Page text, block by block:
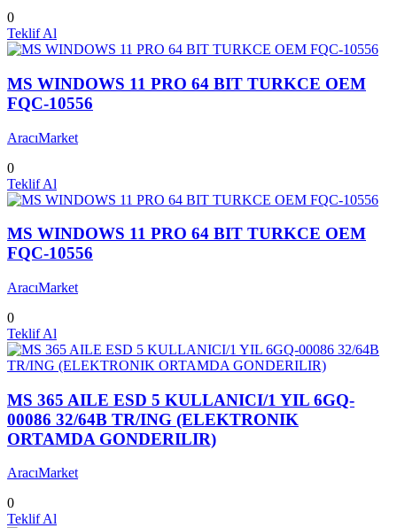
0
Teklif Al
MS WINDOWS 11 PRO 64 BIT TURKCE OEM
FQC-10556
AracıMarket
0
Teklif Al
MS WINDOWS 11 PRO 64 BIT TURKCE OEM
FQC-10556
AracıMarket
0
Teklif Al
MS 365 AILE ESD 5 KULLANICI/1 YIL 6GQ-
00086 32/64B TR/ING (ELEKTRONIK
ORTAMDA GONDERILIR)
AracıMarket
0
Teklif Al